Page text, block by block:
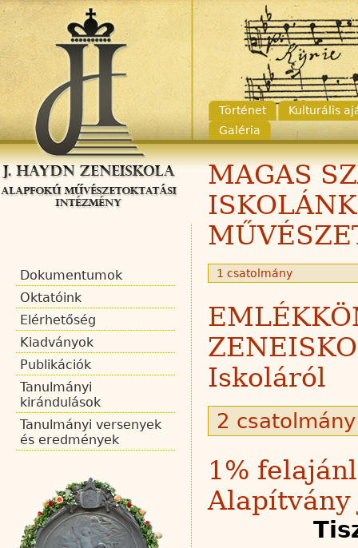
Történet
Kulturális
Galéria
MAGAS
1 csatolmány
Iskoláról
2 csatolmány
1%
Alapítvány
Dokumentumok
Oktatóink
Elérhetőség
Kiadványok
Publikációk
Tanulmányi
kirándulások
Tanulmányi versenyek
és eredmények